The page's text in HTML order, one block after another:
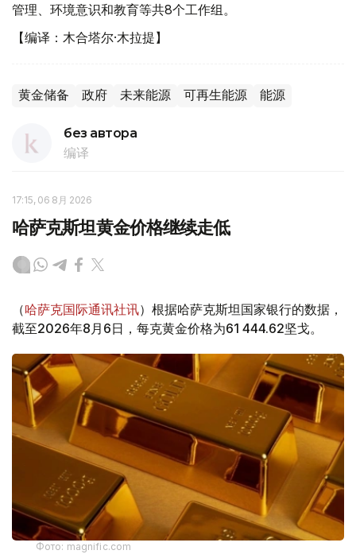
管理、环境意识和教育等共8个工作组。
【编译：木合塔尔·木拉提】
黄金储备 政府 未来能源 可再生能源 能源
без автора
编译
17:15, 06 8月 2026
哈萨克斯坦黄金价格继续走低
（哈萨克国际通讯社讯）根据哈萨克斯坦国家银行的数据，
截至2026年8月6日，每克黄金价格为61 444.62坚戈。
Фото: magnific.com